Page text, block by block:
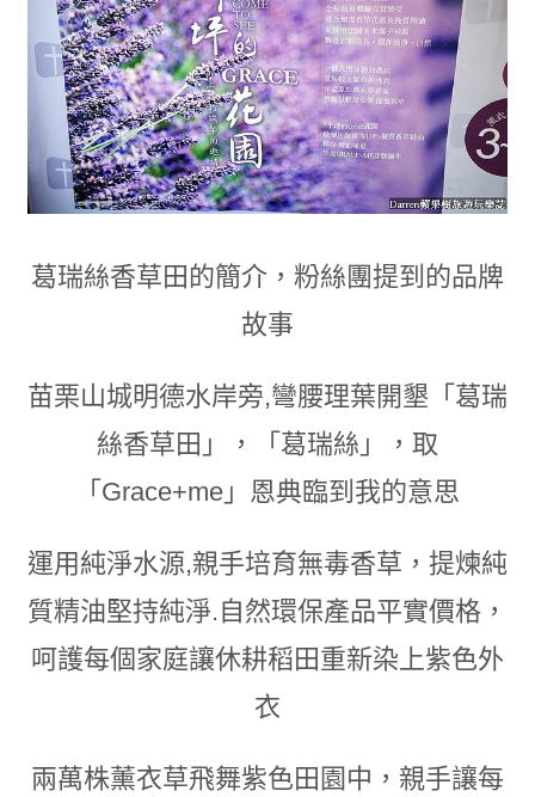
葛瑞絲香草田的簡介， 粉絲團提到的品牌
故事
苗栗山城明德水岸旁,彎腰理葉開墾「葛瑞
絲香草田」
，
「葛瑞絲」，取
「Grace+me」恩典臨到我的意思
運用純淨水源,親手培育無毒香草 ， 提煉純
質精油堅持純淨.自然環保產品平實價格，
呵護每個家庭讓休耕稻田重新染上紫色外
衣
兩萬株薰衣草飛舞紫色田園中 ， 親手讓每